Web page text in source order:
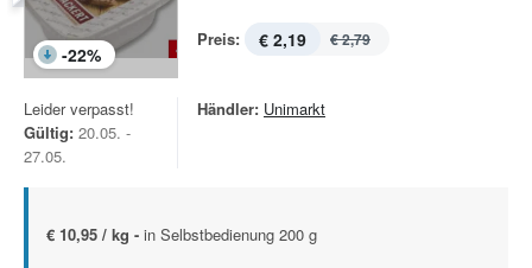
-22%
Preis: € 2,19 € 2,79
Leider verpasst!
Gültig: 20.05. -
27.05.
Händler: Unimarkt
€ 10,95 / kg - in Selbstbedienung 200 g